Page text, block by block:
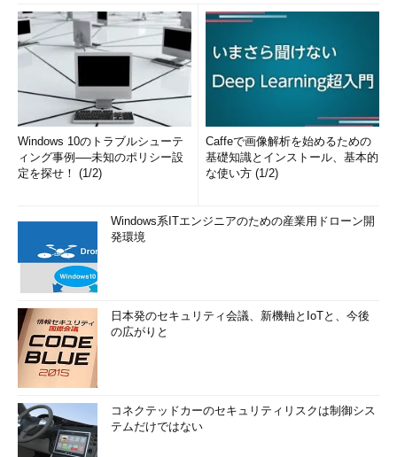
Windows 10のトラブルシューテ
ィング事例──未知のポリシー設
定を探せ！ (1/2)
Caffeで画像解析を始めるための
基礎知識とインストール、基本的
な使い方 (1/2)
Windows系ITエンジニアのための産業用ドローン開
発環境
日本発のセキュリティ会議、新機軸とIoTと、今後
の広がりと
コネクテッドカーのセキュリティリスクは制御シス
テムだけではない